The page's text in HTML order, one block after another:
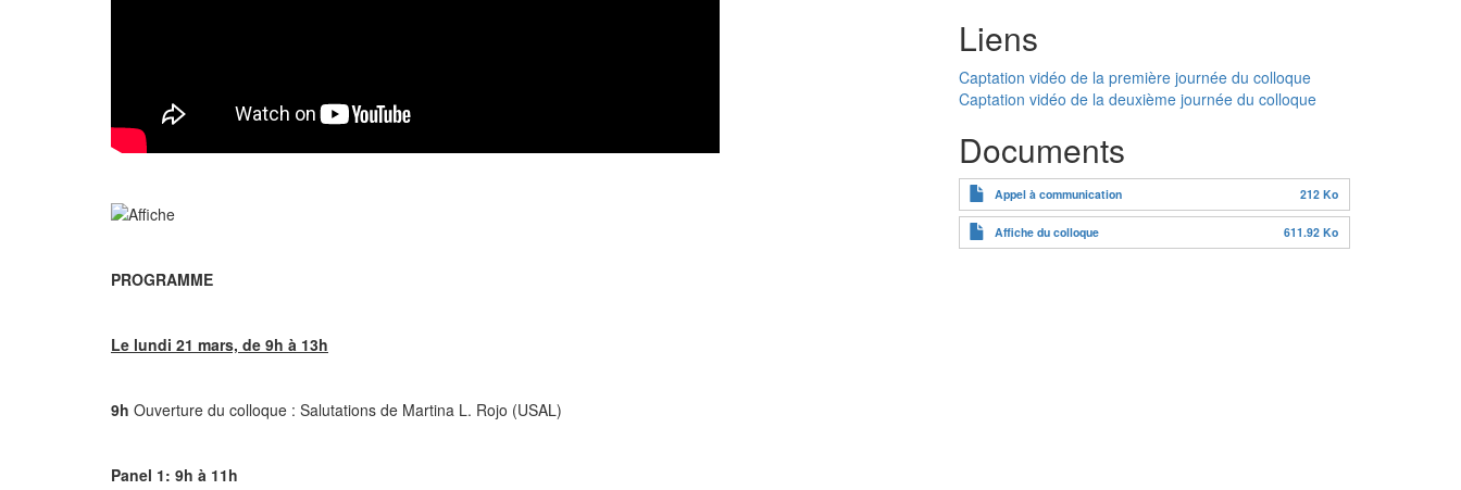
PROGRAMME
Le lundi 21 mars, de 9h à 13h
9h Ouverture du colloque : Salutations de Martina L. Rojo (USAL)
Panel 1: 9h à 11h
Liens
Captation vidéo de la première journée du colloque
Captation vidéo de la deuxième journée du colloque
Documents
Appel à communication 212 Ko
Affiche du colloque 611.92 Ko